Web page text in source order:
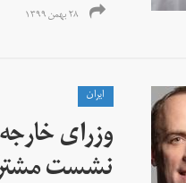
۲۸ بهمن ۱۳۹۹
ايران
وزرای
نشست